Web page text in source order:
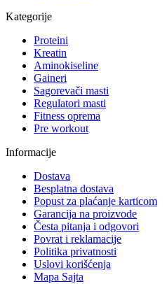
Kategorije
Proteini
Kreatin
Aminokiseline
Gaineri
Sagorevači masti
Regulatori masti
Fitness oprema
Pre workout
Informacije
Dostava
Besplatna dostava
Popust za plaćanje karticom
Garancija na proizvode
Česta pitanja i odgovori
Povrat i reklamacije
Politika privatnosti
Uslovi korišćenja
Mapa Sajta